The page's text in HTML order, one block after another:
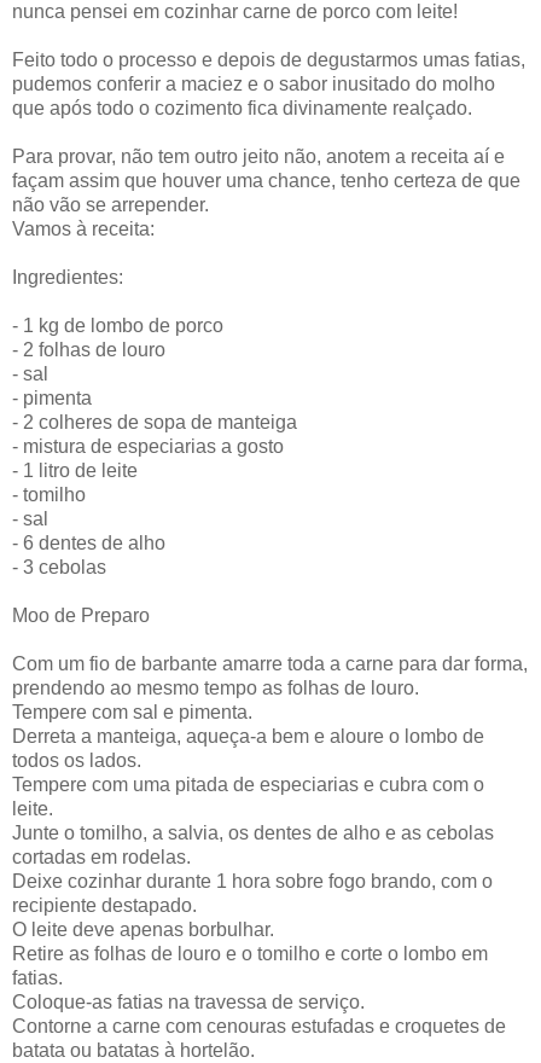
nunca pensei em cozinhar carne de porco com leite!
Feito todo o processo e depois de degustarmos umas fatias,
pudemos conferir a maciez e o sabor inusitado do molho
que após todo o cozimento fica divinamente realçado.
Para provar, não tem outro jeito não, anotem a receita aí e
façam assim que houver uma chance, tenho certeza de que
não vão se arrepender.
Vamos à receita:
Ingredientes:
- 1 kg de lombo de porco
- 2 folhas de louro
- sal
- pimenta
- 2 colheres de sopa de manteiga
- mistura de especiarias a gosto
- 1 litro de leite
- tomilho
- sal
- 6 dentes de alho
- 3 cebolas
Moo de Preparo
Com um fio de barbante amarre toda a carne para dar forma,
prendendo ao mesmo tempo as folhas de louro.
Tempere com sal e pimenta.
Derreta a manteiga, aqueça-a bem e aloure o lombo de
todos os lados.
Tempere com uma pitada de especiarias e cubra com o
leite.
Junte o tomilho, a salvia, os dentes de alho e as cebolas
cortadas em rodelas.
Deixe cozinhar durante 1 hora sobre fogo brando, com o
recipiente destapado.
O leite deve apenas borbulhar.
Retire as folhas de louro e o tomilho e corte o lombo em
fatias.
Coloque-as fatias na travessa de serviço.
Contorne a carne com cenouras estufadas e croquetes de
batata ou batatas à hortelão.